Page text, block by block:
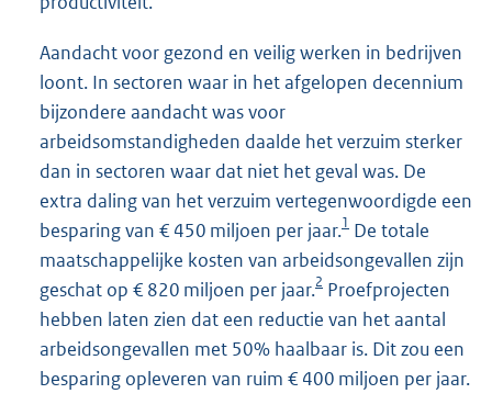
Aandacht voor gezond en veilig werken in bedrijven
loont. In sectoren waar in het afgelopen decennium
bijzondere aandacht was voor
arbeidsomstandigheden daalde het verzuim sterker
dan in sectoren waar dat niet het geval was. De
extra daling van het verzuim vertegenwoordigde een
besparing van € 450 miljoen per jaar.1 De totale
maatschappelijke kosten van arbeidsongevallen zijn
geschat op € 820 miljoen per jaar.2 Proefprojecten
hebben laten zien dat een reductie van het aantal
arbeidsongevallen met 50% haalbaar is. Dit zou een
besparing opleveren van ruim € 400 miljoen per jaar.